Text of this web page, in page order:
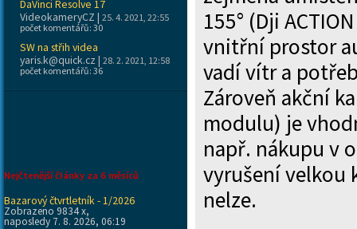
155° (Dji
vnitřní prostor
vadí vítr a
Zároveň akční
modulu) je
např. nákupu v
vyrušení velkou
nelze.
DaVinci Resolve 17
VideokameryCZ | 25. 4. 2021, 22:55
počet komentářů: 30
SW na střih videa
yaris.k@quick.cz | 28. 2. 2021, 12:58
počet komentářů: 36
Nejčtenější články za 6 měsíců
Bazarový čtvrtletník - 1/2026
Zobrazeno 9834 x,
naposledy 7. 8. 2026, 06:19